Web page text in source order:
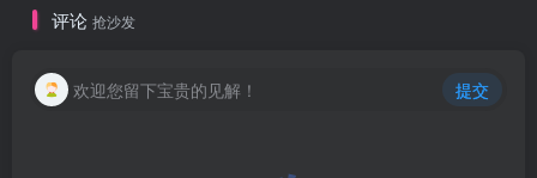
评论 抢沙发
欢迎您留下宝贵的见解！ 提交